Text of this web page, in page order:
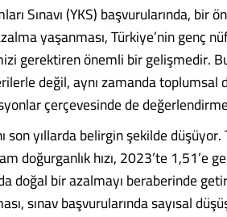
Sınavı (YKS) başvurularında, bir
yaşanması, Türkiye’nin genç
gerektiren önemli bir gelişmedir.
değil, aynı zamanda
çerçevesinde de
son yıllarda belirgin şekilde
doğurganlık hızı, 2023’te 1,51’e
doğal bir azalmayı beraberinde
sınav başvurularında sayısal